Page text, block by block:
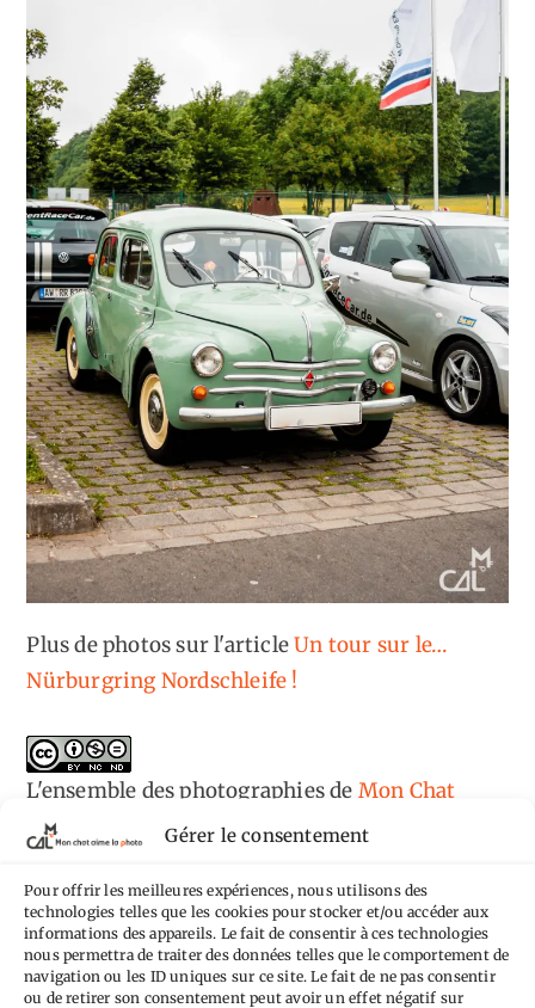
Gérer le consentement
Pour offrir les meilleures expériences, nous utilisons des
technologies telles que les cookies pour stocker et/ou accéder aux
informations des appareils. Le fait de consentir à ces technologies
nous permettra de traiter des données telles que le comportement de
navigation ou les ID uniques sur ce site. Le fait de ne pas consentir
ou de retirer son consentement peut avoir un effet négatif sur
Plus de photos sur l'articleUn tour sur le…
Nürburgring Nordschleife !
L'ensemble des photographiesde Mon Chat
Aime la Photoest mis à disposition selon les
Attribution - Pas d'Utilisation Commerciale -
Pas de Modification 4.0 International.
Fondé(e) sur une œuvre dehttps://mcalp.fr.